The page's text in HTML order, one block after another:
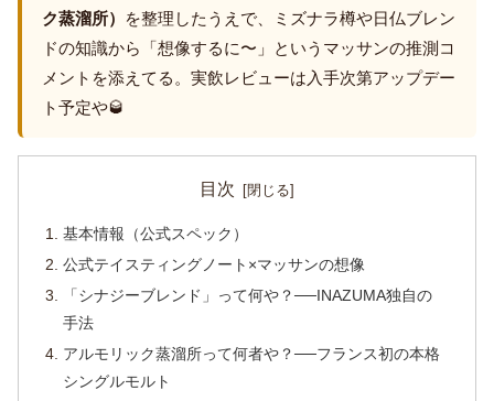
ク蒸溜所）
を整理したうえで、ミズナラ樽や日仏ブレン
ドの知識から「想像するに〜」というマッサンの推測コ
メントを添えてる。実飲レビューは入手次第アップデー
ト予定や🥃
目次
基本情報（公式スペック）
公式テイスティングノート×マッサンの想像
「シナジーブレンド」って何や？──INAZUMA独自の
手法
アルモリック蒸溜所って何者や？──フランス初の本格
シングルモルト